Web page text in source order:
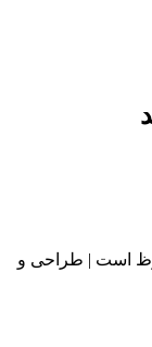
است | طراحی و